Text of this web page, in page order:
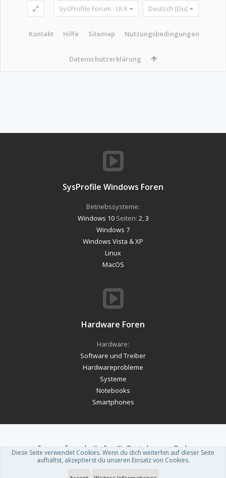
SysProfile Forum - UI.X Deutsch [Du]
Kontakt Hilfe Sitemap Nutzungsbedingungen
Datenschutzerklärung
SysProfile Windows Foren
Betriebssysteme:
Windows 10Seiten: 2 3
Windows 7
Windows Vista & XP
Linux
MacOS
Hardware Foren
Hardware:
Software und Treiber
Hardwareprobleme
Systeme
Notebooks
Smartphones
Forum software by XenForo™-Deutsch von xenDach
Theme designed byThemeHouse .
Diese Seite verwendet Cookies. Wenn du dich weiterhin auf dieser Seite
aufhältst, akzeptierst du unseren Einsatz von Cookies.